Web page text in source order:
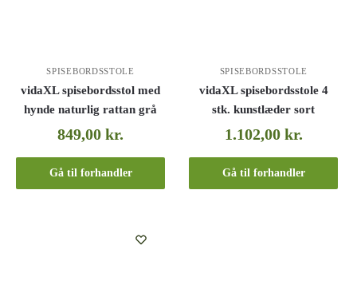
SPISEBORDSSTOLE
vidaXL spisebordsstol med
hynde naturlig rattan grå
849,00kr.
Gå til forhandler
SPISEBORDSSTOLE
vidaXL spisebordsstole 4
stk. kunstlæder sort
1.102,00 kr.
Gå til forhandler